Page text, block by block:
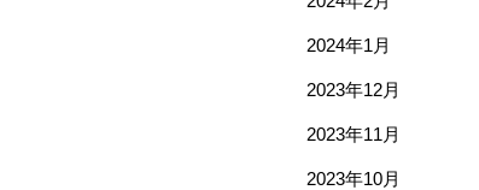
2024年1月
2023年12月
2023年11月
2023年10月